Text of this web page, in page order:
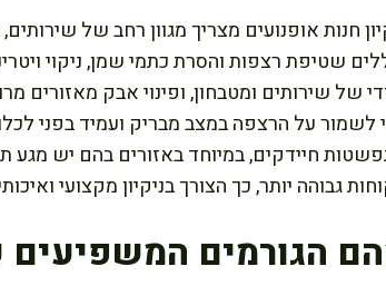
חנות אופנועים מצריך מגוון רחב של
שטיפת רצפות והסרת כתמי שמן, ניקוי
של שירותים ומטבחון, ופינוי אבק מאזורים
לשמור על הרצפה במצב מבריק ועמיד בפני
חיידקים, במיוחד באזורים בהם יש מגע
גבוהה יותר, כך הצורך בניקיון מקצועי
הגורמים המשפיעים